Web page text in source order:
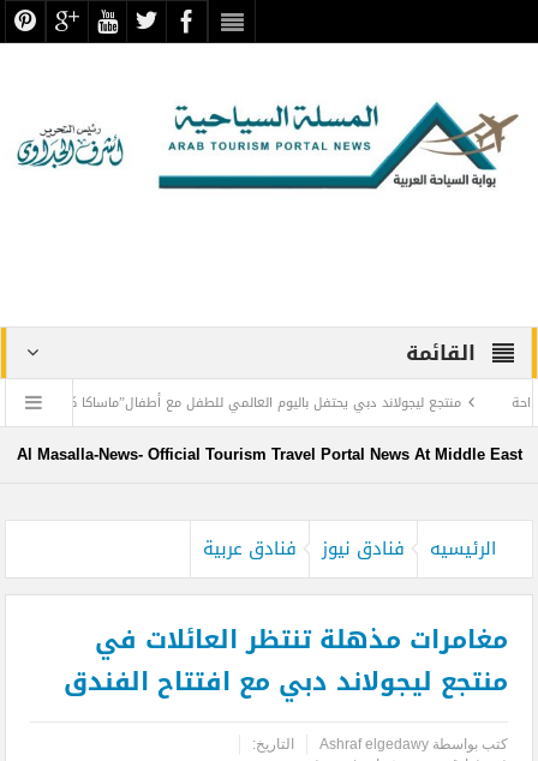
القائمة
منتجع ليجولاند دبي يحتفل باليوم العالمي للطفل مع أطفال”ماساكا كيدز أفريكانا”
الرحيم ريحان
طيران الإمارات تسيّر رحلتين مباشرتين يومياً إلى كولومبو أول ديسمبر
Al Masalla-News- Official Tourism Travel Portal News At Middle East
الرئيسيه فنادق نيوز فنادق عربية
مغامرات مذهلة تنتظر العائلات في
منتجع ليجولاند دبي مع افتتاح الفندق
كتب بواسطةAshraf elgedawy
التاريخ: